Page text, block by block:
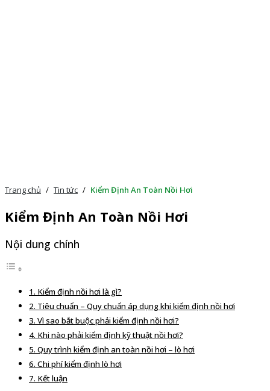
Trang chủ / Tin tức / Kiểm Định An Toàn Nồi Hơi
Kiểm Định An Toàn Nồi Hơi
Nội dung chính
1. Kiểm định nồi hơi là gì?
2. Tiêu chuẩn – Quy chuẩn áp dụng khi kiểm định nồi hơi
3. Vì sao bắt buộc phải kiểm định nồi hơi?
4. Khi nào phải kiểm định kỹ thuật nồi hơi?
5. Quy trình kiểm định an toàn nồi hơi – lò hơi
6. Chi phí kiểm định lò hơi
7. Kết luận